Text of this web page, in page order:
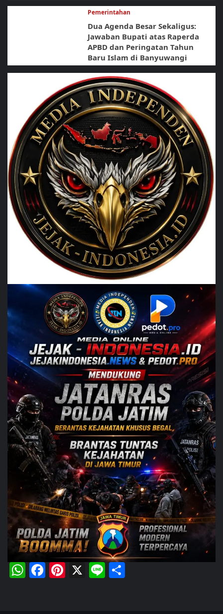
Pemerintahan
Dua Agenda Besar Sekaligus:
Jawaban Bupati atas Raperda
APBD dan Peringatan Tahun
Baru Islam di Banyuwangi
WhatsApp
Facebook
Pinterest
X Line